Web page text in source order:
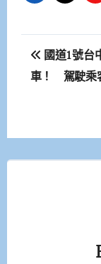
文
章
覽
國道1號台
車！ 駕駛乘